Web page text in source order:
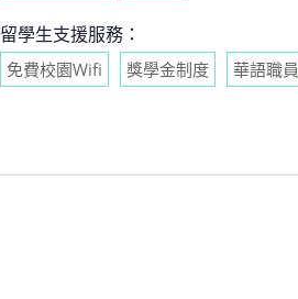
留學生支援服務：
免費校園Wifi 獎學金制度 華語職員